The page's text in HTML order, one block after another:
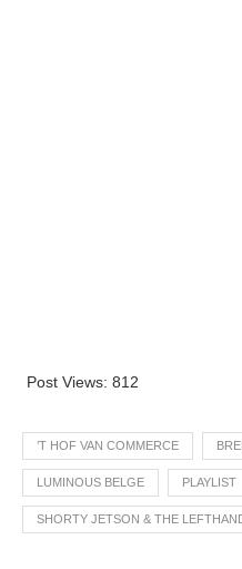
Post Views: 812
’T HOF VAN COMMERCE
LUMINOUS BELGE PLAYLIST
SHORTY JETSON & THE